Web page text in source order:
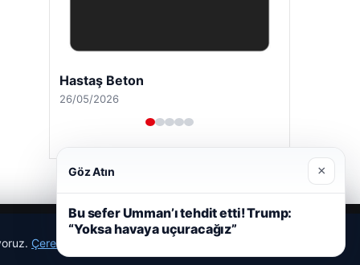
Hastaş Beton
26/05/2026
Çerez Politikamız
Göz Atın ×
Bu sefer Umman’ı tehdit etti! Trump:
“Yoksa havaya uçuracağız”